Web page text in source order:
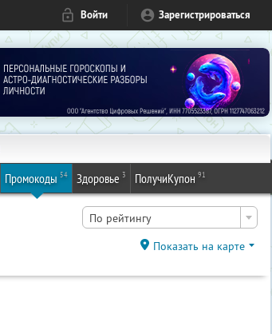
Войти Зарегистрироваться
Промокоды 54 Здоровье 3 ПолучиКупон 91
По рейтингу
Показать на карте